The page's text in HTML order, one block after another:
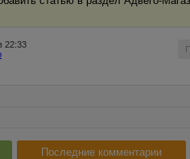
22:33
Последние комментарии